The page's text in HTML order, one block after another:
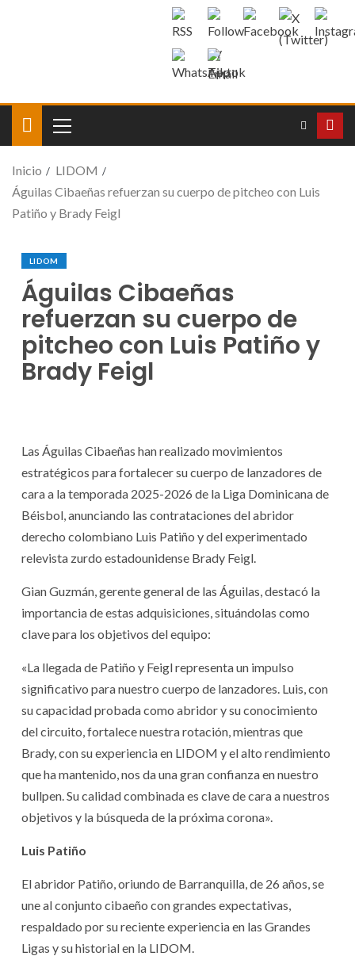
Inicio
LIDOM
Águilas Cibaeñas refuerzan su cuerpo de pitcheo con Luis
Patiño y Brady Feigl
LIDOM
Águilas Cibaeñas
refuerzan su cuerpo de
pitcheo con Luis Patiño y
Brady Feigl
Las Águilas Cibaeñas han realizado movimientos
estratégicos para fortalecer su cuerpo de lanzadores de
cara a la temporada 2025-2026 de la Liga Dominicana de
Béisbol, anunciando las contrataciones del abridor
derecho colombiano Luis Patiño y del experimentado
relevista zurdo estadounidense Brady Feigl.
Gian Guzmán, gerente general de las Águilas, destacó la
importancia de estas adquisiciones, situándolas como
clave para los objetivos del equipo:
«La llegada de Patiño y Feigl representa un impulso
significativo para nuestro cuerpo de lanzadores. Luis, con
su capacidad probada como abridor y su conocimiento
del circuito, fortalece nuestra rotación, mientras que
Brady, con su experiencia en LIDOM y el alto rendimiento
que ha mantenido, nos da una gran confianza en nuestro
bullpen. Su calidad combinada es clave de cara a nuestros
objetivos y la búsqueda de la próxima corona».
Luis Patiño
El abridor Patiño, oriundo de Barranquilla, de 26 años, se
une al conjunto cibaeño con grandes expectativas,
respaldado por su reciente experiencia en las Grandes
Ligas y su historial en la LIDOM.